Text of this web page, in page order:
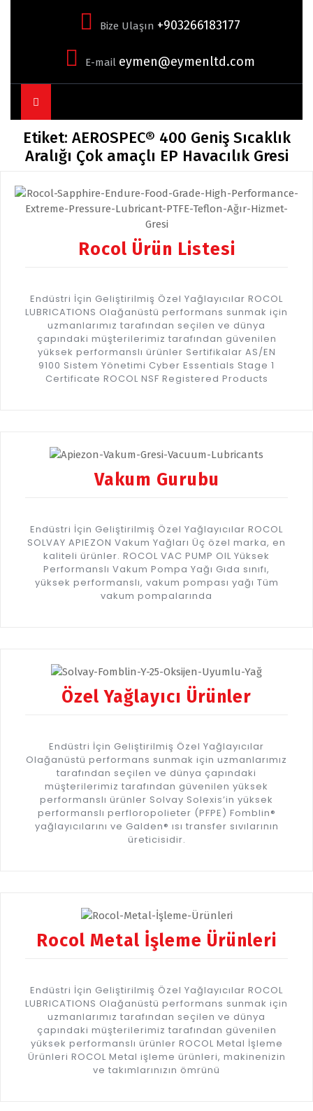
Bize Ulaşın +903266183177
E-mail eymen@eymenltd.com
Button
Etiket: AEROSPEC® 400 Geniş Sıcaklık
Aralığı Çok amaçlı EP Havacılık Gresi
Rocol Ürün Listesi
Endüstri İçin Geliştirilmiş Özel Yağlayıcılar ROCOL
LUBRICATIONS Olağanüstü performans sunmak için
uzmanlarımız tarafından seçilen ve dünya
çapındaki müşterilerimiz tarafından güvenilen
yüksek performanslı ürünler Sertifikalar AS/EN
9100 Sistem Yönetimi Cyber Essentials Stage 1
Certificate ROCOL NSF Registered Products
Vakum Gurubu
Endüstri İçin Geliştirilmiş Özel Yağlayıcılar ROCOL
SOLVAY APIEZON Vakum Yağları Üç özel marka, en
kaliteli ürünler. ROCOL VAC PUMP OIL Yüksek
Performanslı Vakum Pompa Yağı Gıda sınıfı,
yüksek performanslı, vakum pompası yağı Tüm
vakum pompalarında
Özel Yağlayıcı Ürünler
Endüstri İçin Geliştirilmiş Özel Yağlayıcılar
Olağanüstü performans sunmak için uzmanlarımız
tarafından seçilen ve dünya çapındaki
müşterilerimiz tarafından güvenilen yüksek
performanslı ürünler Solvay Solexis’in yüksek
performanslı perfloropolieter (PFPE) Fomblin®
yağlayıcılarını ve Galden® ısı transfer sıvılarının
üreticisidir.
Rocol Metal İşleme Ürünleri
Endüstri İçin Geliştirilmiş Özel Yağlayıcılar ROCOL
LUBRICATIONS Olağanüstü performans sunmak için
uzmanlarımız tarafından seçilen ve dünya
çapındaki müşterilerimiz tarafından güvenilen
yüksek performanslı ürünler ROCOL Metal İşleme
Ürünleri ROCOL Metal işleme ürünleri, makinenizin
ve takımlarınızın ömrünü